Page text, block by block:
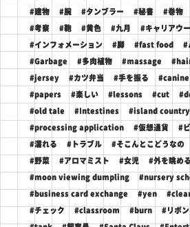
#建物 #腕 #タンブラー #秘書 #巻物
#考察 #鞄 #黄色 #九月 #キャリアウ
#インフォメーション #脚 #fast food #
#Garbage #多肉植物 #massage
#jersey #カツ弁当 #手を振る #canine
#papers #楽しい #lessons #cut
#old tale #Intestines #island country
#processing application #仮想通貨 #
#濡れる #トラブル #そこんとこどうなの
#野菜 #アロマミスト #女児 #外を眺める
#moon viewing dumpling #nursery
#business card exchange #yen
#チェック #classroom #burn #リボン